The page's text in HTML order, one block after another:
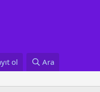
ol Ara